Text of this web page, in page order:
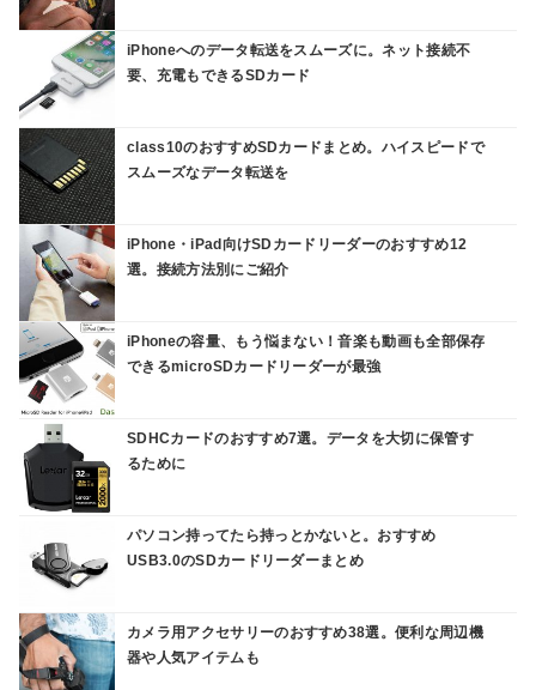
iPhoneへのデータ転送をスムーズに。ネット接続不
要、充電もできるSDカード
class10のおすすめSDカードまとめ。ハイスピードで
スムーズなデータ転送を
iPhone・iPad向けSDカードリーダーのおすすめ12
選。接続方法別にご紹介
iPhoneの容量、もう悩まない！音楽も動画も全部保存
できるmicroSDカードリーダーが最強
SDHCカードのおすすめ7選。データを大切に保管す
るために
パソコン持ってたら持っとかないと。おすすめ
USB3.0のSDカードリーダーまとめ
カメラ用アクセサリーのおすすめ38選。便利な周辺機
器や人気アイテムも